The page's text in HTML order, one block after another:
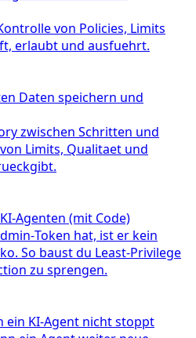
von Policies, Limits
erlaubt und ausfuehrt.
Daten speichern und
zwischen Schritten und
Limits, Qualitaet und
(mit Code)
hat, ist er kein
So baust du Least‑Privilege
zu sprengen.
ein KI-Agent nicht stoppt